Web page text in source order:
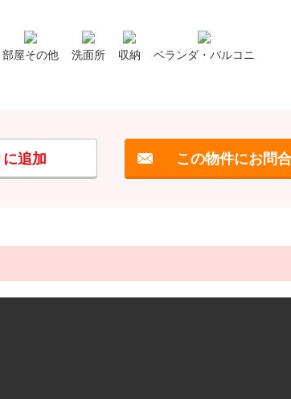
部屋その他 洗面所 収納 ベランダ・バルコニ
追加 この物件にお問